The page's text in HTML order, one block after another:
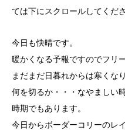
ては下にスクロールしてくだ
今日も快晴です。
暖かくなる予報ですのでフリ
まだまだ日暮れからは寒くな
何を切るか・・・なやましい
時期でもあります。
今日からボーダーコリーのレ